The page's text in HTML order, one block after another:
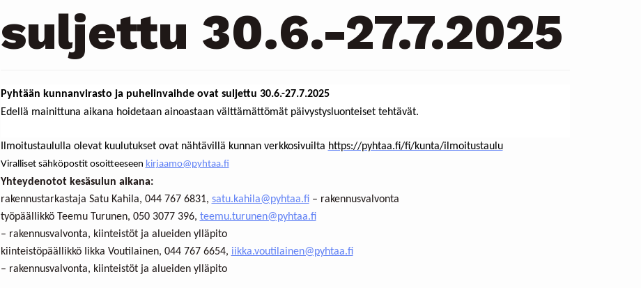
suljettu 30.6.-27.7.2025
Pyhtään kunnanvirasto ja puhelinvaihde ovat suljettu 30.6.-27.7.2025
Edellä mainittuna aikana hoidetaan ainoastaan välttämättömät päivystysluonteiset tehtävät.
Ilmoitustaululla olevat kuulutukset ovat nähtävillä kunnan verkkosivuilta https://pyhtaa.fi/fi/kunta/ilmoitustaulu
Viralliset sähköpostit osoitteeseen kirjaamo@pyhtaa.fi
Yhteydenotot kesäsulun aikana:
rakennustarkastaja Satu Kahila, 044 767 6831, satu.kahila@pyhtaa.fi– rakennusvalvonta
työpäällikkö Teemu Turunen, 050 3077 396, teemu.turunen@pyhtaa.fi
– rakennusvalvonta, kiinteistöt ja alueiden ylläpito
kiinteistöpäällikkö Iikka Voutilainen, 044 767 6654, iikka.voutilainen@pyhtaa.fi
– rakennusvalvonta, kiinteistöt ja alueiden ylläpito